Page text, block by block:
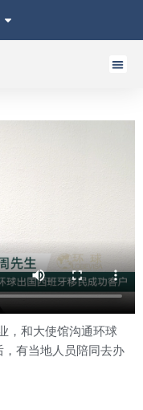
，和大使馆沟通环球
有当地人员陪同去办